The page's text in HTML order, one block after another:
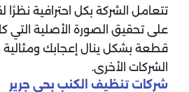
تتعامل الشركة بكل احترافية نظرًا
على تحقيق الصورة الأصلية التي
قطعة بشكل ينال إعجابك ومثالية
الشركات الأخرى.
شركات تنظيف الكنب بحي جرير